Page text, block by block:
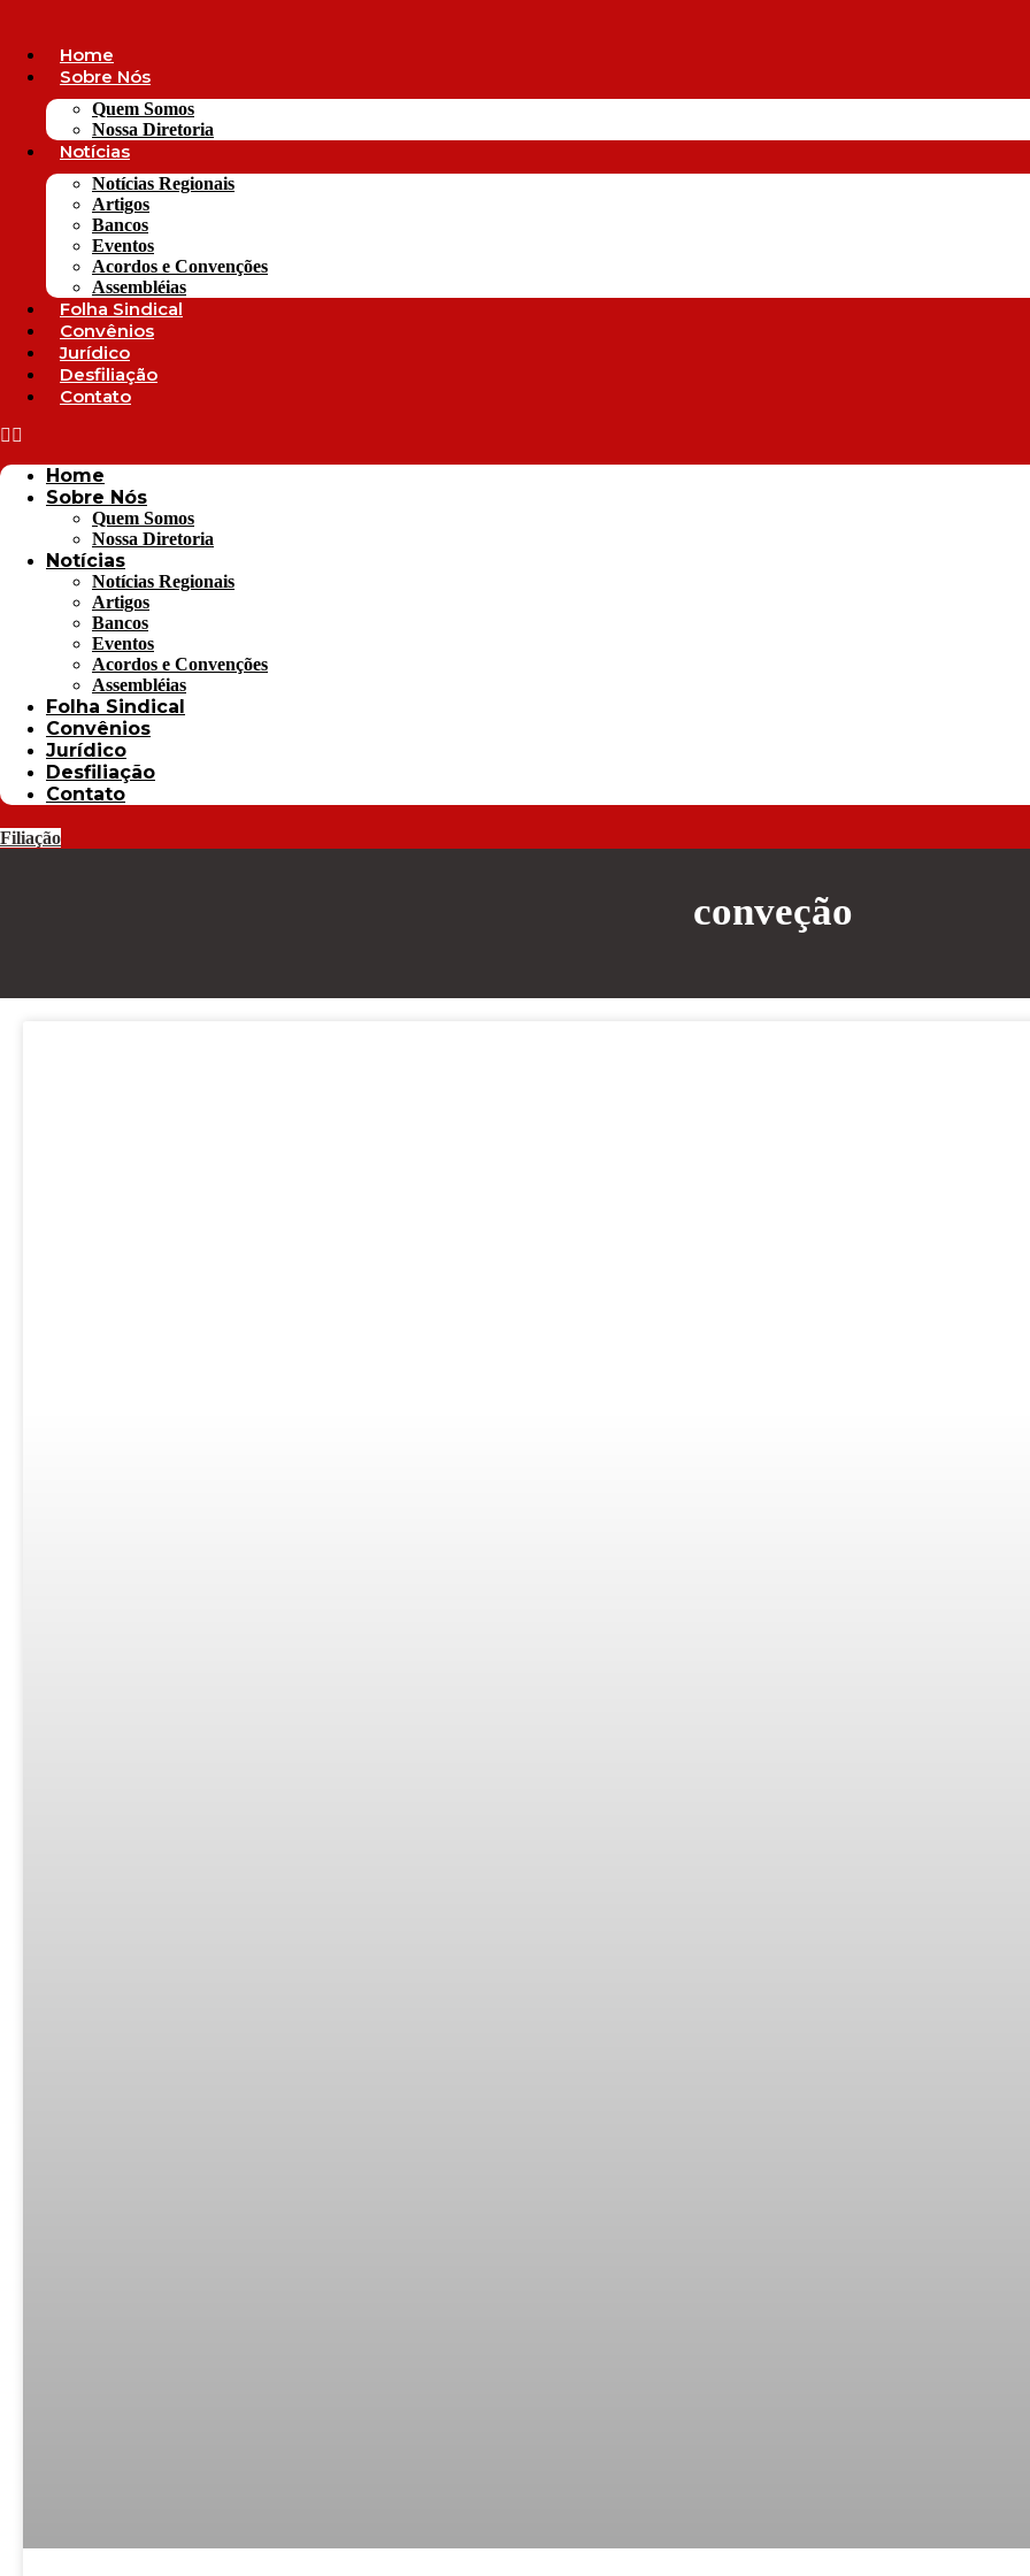
conteúdo
Home
Sobre Nós
Quem Somos
Nossa Diretoria
Notícias
Notícias Regionais
Artigos
Bancos
Eventos
Acordos e Convenções
Assembléias
Folha Sindical
Convênios
Jurídico
Desfiliação
Contato
Home
Sobre Nós
Quem Somos
Nossa Diretoria
Notícias
Notícias Regionais
Artigos
Bancos
Eventos
Acordos e Convenções
Assembléias
Folha Sindical
Convênios
Jurídico
Desfiliação
Contato
Filiação
conveção